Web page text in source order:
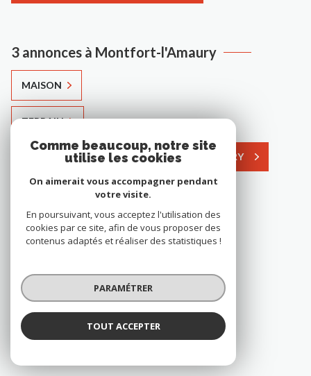
3 annonces à Montfort-l'Amaury
MAISON
TERRAIN
VOIR TOUS LES BIENS À MONTFORT-L'AMAURY
2 annonces à Grosrouvre
TERRAIN À BATIR
VOIR TOUS LES BIENS À GROSROUVRE
Comme beaucoup, notre site
utilise les cookies
On aimerait vous accompagner pendant
votre visite.
En poursuivant, vous acceptez l'utilisation des
cookies par ce site, afin de vous proposer des
contenus adaptés et réaliser des statistiques !
PARAMÉTRER
TOUT ACCEPTER